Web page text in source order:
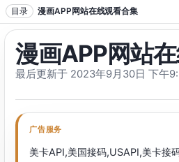
跳转到正文
目录 漫画APP网站在线观看合集
漫画APP网站
最后更新于 2023年9月30日 下午
广告服务
美卡API,美国接码,USAPI,美卡接